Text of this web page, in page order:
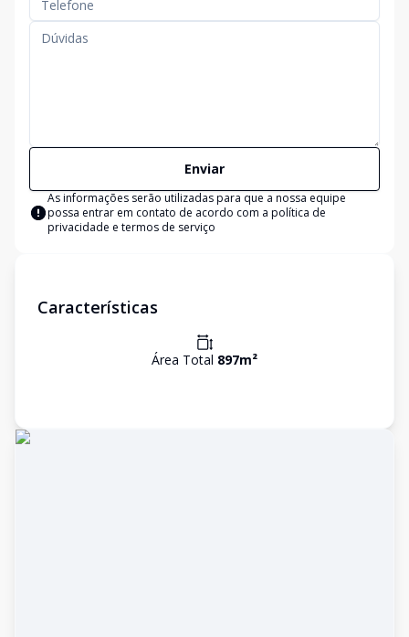
Enviar
As informações serão utilizadas para que a nossa equipe
possa entrar em contato de acordo com a política de
privacidade e termos de serviço
Características
Área Total 897m²